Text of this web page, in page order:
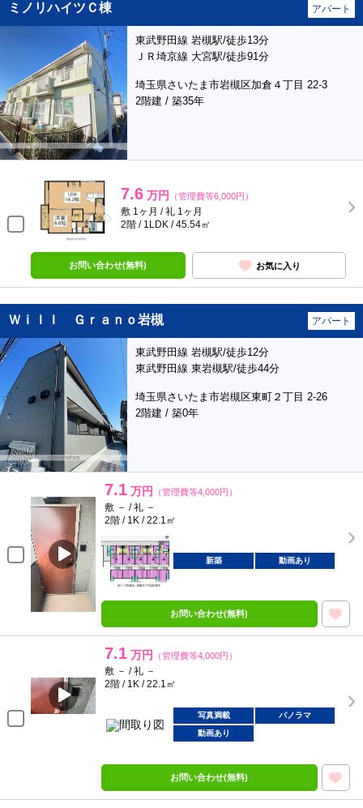
ミノリハイツＣ棟 アパート
東武野田線 岩槻駅/徒歩13分
ＪＲ埼京線 大宮駅/徒歩91分
埼玉県さいたま市岩槻区加倉４丁目 22-3
2階建 / 築35年
7.6 万円 （管理費等6,000円）
敷 1ヶ月 / 礼 1ヶ月
2階 / 1LDK / 45.54㎡
お問い合わせ(無料) お気に入り
Ｗｉｌｌ Ｇｒａｎｏ岩槻 アパート
東武野田線 岩槻駅/徒歩12分
東武野田線 東岩槻駅/徒歩44分
埼玉県さいたま市岩槻区東町２丁目 2-26
2階建 / 築0年
7.1 万円 （管理費等4,000円）
敷 － / 礼 －
2階 / 1K / 22.1㎡
新築 動画あり
お問い合わせ(無料)
7.1 万円 （管理費等4,000円）
敷 － / 礼 －
2階 / 1K / 22.1㎡
写真満載
パノラマ
動画あり
お問い合わせ(無料)